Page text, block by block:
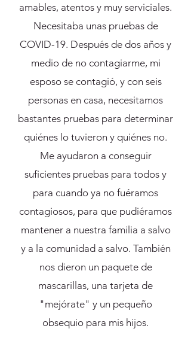
amables, atentos y muy serviciales.
Necesitaba unas pruebas de
COVID-19. Después de dos años y
medio de no contagiarme, mi
esposo se contagió, y con seis
personas en casa, necesitamos
bastantes pruebas para determinar
quiénes lo tuvieron y quiénes no.
Me ayudaron a conseguir
suficientes pruebas para todos y
para cuando ya no fuéramos
contagiosos, para que pudiéramos
mantener a nuestra familia a salvo
y a la comunidad a salvo. También
nos dieron un paquete de
mascarillas, una tarjeta de
"mejórate" y un pequeño
obsequio para mis hijos.